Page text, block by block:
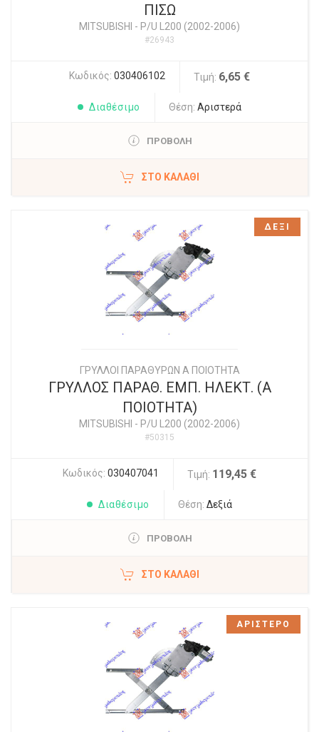
ΠΙΣΩ
MITSUBISHI - P/U L200 (2002-2006)
#26943
Κωδικός: 030406102 Τιμή: 6,65 €
Διαθέσιμο Θέση: Αριστερά
ΠΡΟΒΟΛΗ
ΣΤΟ ΚΑΛΆΘΙ
ΓΡΥΛΛΟΙ ΠΑΡΑΘΥΡΩΝ Α ΠΟΙΟΤΗΤΑ
ΓΡΥΛΛΟΣ ΠΑΡΑΘ. ΕΜΠ. ΗΛΕΚΤ. (Α
ΠΟΙΟΤΗΤΑ)
MITSUBISHI - P/U L200 (2002-2006)
#50315
Κωδικός: 030407041 Τιμή: 119,45 €
Διαθέσιμο Θέση: Δεξιά
ΠΡΟΒΟΛΗ
ΣΤΟ ΚΑΛΆΘΙ
ΔΕΞΙ
ΑΡΙΣΤΕΡΟ